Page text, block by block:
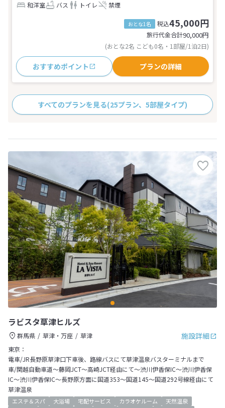
和洋室
バス トイレ 禁煙
おとな1名 税込45,000円
旅行代金合計90,000円
(おとな2名 こども0名・1部屋/1泊2日)
おすすめポイント プランの詳細
すべてのプランを見る(25プラン、5部屋タイプ)
ラビスタ草津ヒルズ
施設詳細
群馬県 草津・万座
草津
東京：
電車/JR長野原草津口下車後、路線バスにて草津温泉バスターミナルまで
車/関越自動車道～藤岡JCT～高崎JCT経由にて～渋川伊香保IC～渋川伊香保
IC～渋川伊香保IC～長野原方面に国道353～国道145～国道292号線経由にて
草津温泉
エステ＆スパ 大浴場 宅配サービス カラオケルーム
天然温泉